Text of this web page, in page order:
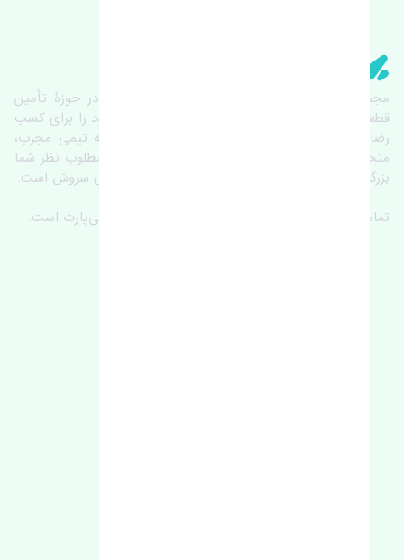
مجموعۀ تنشی پارت از سال ١٣٩٣ فعالیت خود را در حوزۀ تأمین
قطعات خودرو آغاز نموده و در این بین تمام تلاش خود را برای کسب
رضایت مشتریان عزیز به‌کار برده است. این مجموعه تیمی مجرب،
متخصص و جوان را در کنار هم گردآورده تا خدمات مطلوب نظر شما
بزرگواران را ارائه نماید. تِنشی واژه‌ای ژاپنی و به معنای سروش است.
تمامی حقوق مادی و معنوی این سایت متعلق به تنشی‌پارت است.